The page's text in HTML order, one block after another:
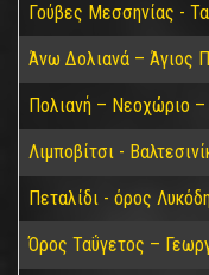
Γούβες Μεσσηνίας -
Άνω Δολιανά – Άγιος
Πολιανή – Νεοχώριο
Λιμποβίτσι -
Πεταλίδι - όρος
Όρος Ταΰγετος –